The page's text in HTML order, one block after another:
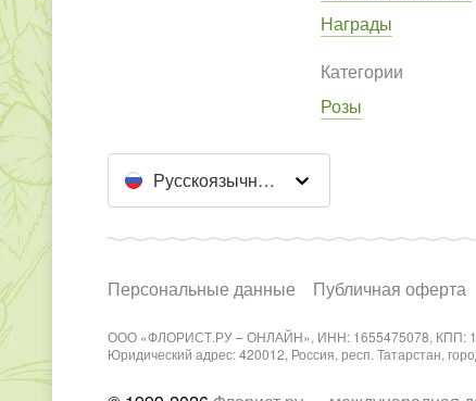
Награды
Категории
Розы
Русскоязычный сайт
Персональные данные Публичная оферта
ООО «ФЛОРИСТ.РУ – ОНЛАЙН», ИНН: 1655475078, КПП:
Юридический адрес: 420012, Россия, респ. Татарстан,